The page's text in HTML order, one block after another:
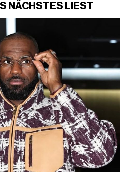
NÄCHSTES LIEST